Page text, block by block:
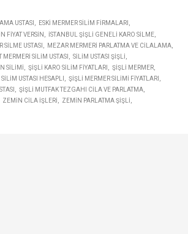
USTASI
ESKI MERMER SILIM FIRMALARI
FIYAT VERSIN
İSTANBUL ŞIŞLI GENELI KARO SILME
SILME USTASI
MEZAR MERMERI PARLATMA VE CILALAMA
MERMERI SILIM USTASI
SILIM USTASI ŞIŞLI
SILIMI ŞIŞLI KARO SILIM FIYATLARI
ŞIŞLI MERMER
USTASI HESAPLI
ŞIŞLI MERMER SILIMI FIYATLARI
ŞIŞLI MUTFAK TEZGAHI CILA VE PARLATMA
ZEMIN CILA IŞLERI ZEMIN PARLATMA ŞIŞLI